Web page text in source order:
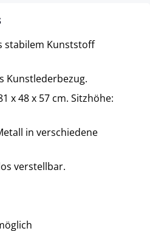
stabilem Kunststoff
Kunstlederbezug.
x 48 x 57 cm. Sitzhöhe:
in verschiedene
verstellbar.